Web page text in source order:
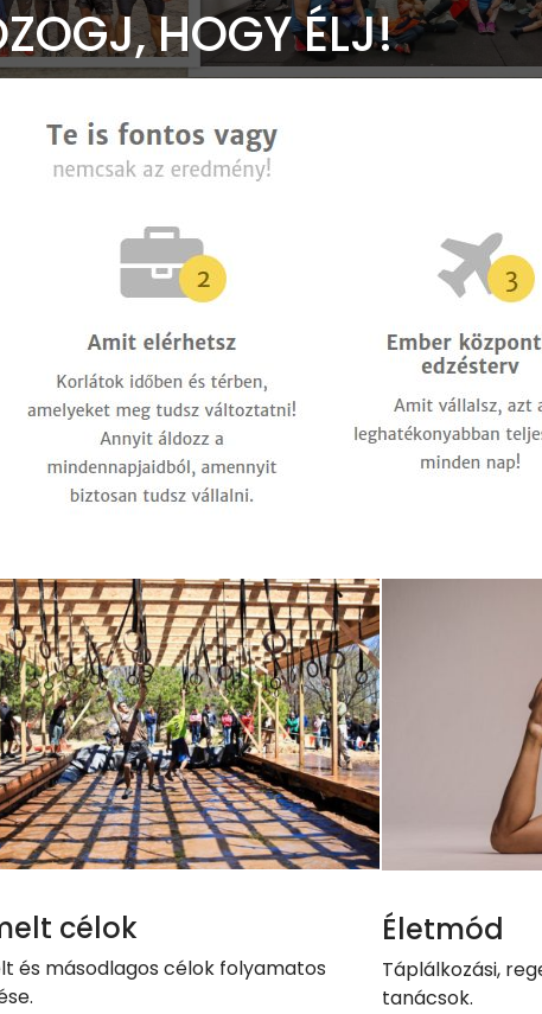
HOGY ÉLJ!
célok
és másodlagos célok folyamatos
Életmód
Táplálkozási,
tanácsok.